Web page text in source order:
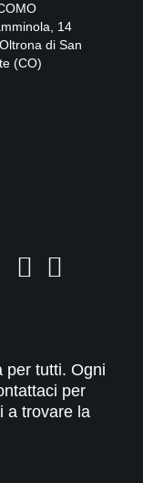
14
Oltrona di San
(CO)
per tutti. Ogni
per
a trovare la